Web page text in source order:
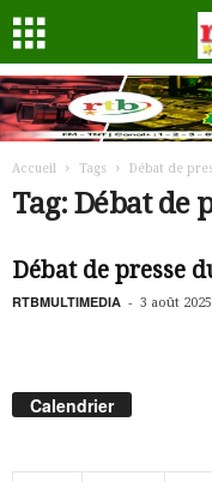
Accueil Tags Débat de
Tag: Débat de
Débat de presse
RTBMULTIMEDIA - 3 août 2025
Calendrier